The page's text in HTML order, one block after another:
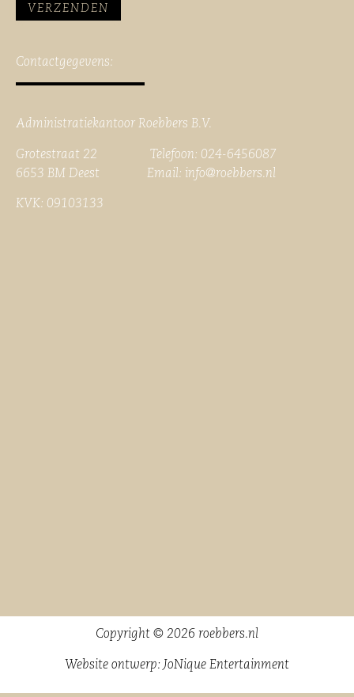
Contactgegevens:
Administratiekantoor Roebbers B.V.
Grotestraat 22 Telefoon: 024-6456087
6653 BM Deest Email: info@roebbers.nl
KVK: 09103133
Copyright © 2026 roebbers.nl
Website ontwerp: JoNique Entertainment